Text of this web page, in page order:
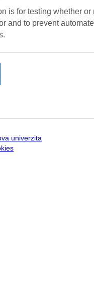
is for testing whether or
and to prevent
univerzita